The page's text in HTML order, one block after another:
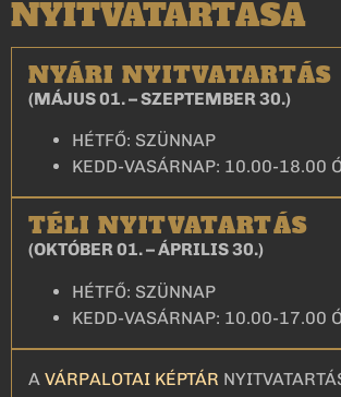
NYITVATARTÁSA
NYÁRI NYITVATARTÁS
(MÁJUS 01. – SZEPTEMBER 30.)
HÉTFŐ: SZÜNNAP
KEDD-VASÁRNAP: 10.00-18.00
TÉLI NYITVATARTÁS
(OKTÓBER 01. – ÁPRILIS 30.)
HÉTFŐ: SZÜNNAP
KEDD-VASÁRNAP: 10.00-17.00
A VÁRPALOTAI KÉPTÁR